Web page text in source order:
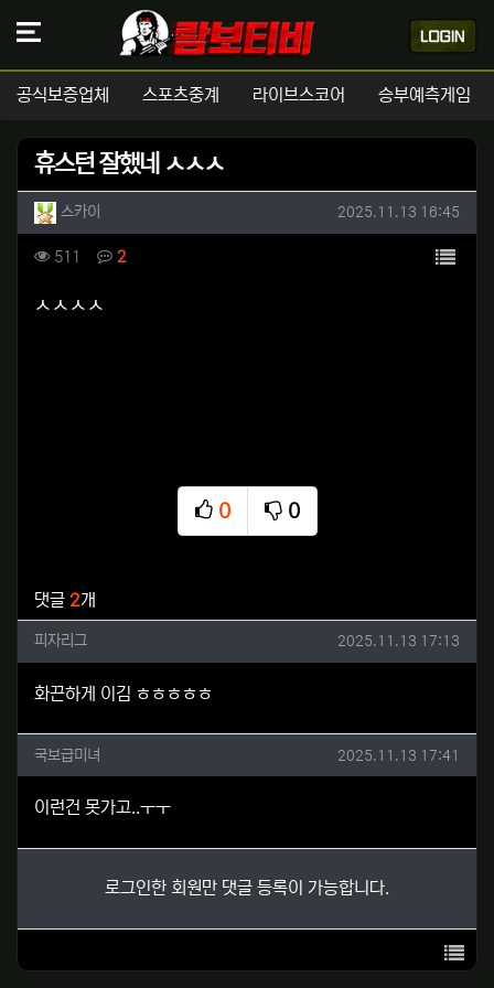
공식보증업체 스포츠중계 라이브스코어 승부예측게임
휴스턴 잘했네 ㅅㅅㅅ
작성자 정보
스카이 작성일
2025.11.13 16:45
컨텐츠 정보
511 조회 2댓글 목록
본문
ㅅㅅㅅㅅ
0
추천
0
비추천
댓글 2개
피자리그님의 댓글
피자리그 작성일
2025.11.13 17:13
화끈하게 이김 ㅎㅎㅎㅎㅎ
국보급미녀님의 댓글
국보급미녀 작성일
2025.11.13 17:41
이런건 못가고..ㅜㅜ
로그인한 회원만 댓글 등록이 가능합니다.
목록